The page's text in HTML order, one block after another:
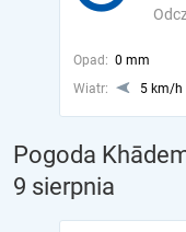
Opad: 0 mm
Wiatr:
5 km/h
Pogoda
9 sierpnia